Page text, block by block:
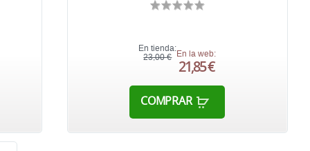
En tienda:
23,00 €
En la web:
21,85 €
COMPRAR